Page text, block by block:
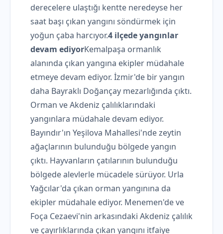
derecelere ulaştığı kentte neredeyse her
saat başı çıkan yangını söndürmek için
yoğun çaba harcıyor.4 ilçede yangınlar
devam ediyorKemalpaşa ormanlık
alanında çıkan yangına ekipler müdahale
etmeye devam ediyor. İzmir'de bir yangın
daha Bayraklı Doğançay mezarlığında çıktı.
Orman ve Akdeniz çalılıklarındaki
yangınlara müdahale devam ediyor.
Bayındır'ın Yeşilova Mahallesi'nde zeytin
ağaçlarının bulunduğu bölgede yangın
çıktı. Hayvanların çatılarının bulunduğu
bölgede alevlerle mücadele sürüyor. Urla
Yağcılar'da çıkan orman yangınına da
ekipler müdahale ediyor. Menemen'de ve
Foça Cezaevi'nin arkasındaki Akdeniz çalılık
ve çayırlıklarında çıkan yangını itfaiye